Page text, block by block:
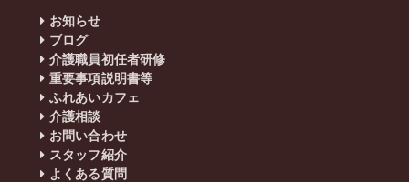
お知らせ
ブログ
介護職員初任者研修
重要事項説明書等
ふれあいカフェ
介護相談
お問い合わせ
スタッフ紹介
よくある質問